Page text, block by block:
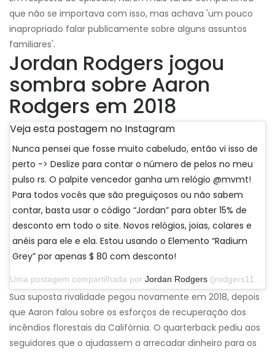
que não se importava com isso, mas achava 'um pouco
inapropriado falar publicamente sobre alguns assuntos
familiares'.
Jordan Rodgers jogou
sombra sobre Aaron
Rodgers em 2018
Veja esta postagem no Instagram
Nunca pensei que fosse muito cabeludo, então vi isso de
perto -> Deslize para contar o número de pelos no meu
pulso rs. O palpite vencedor ganha um relógio @mvmt!
Para todos vocês que são preguiçosos ou não sabem
contar, basta usar o código “Jordan” para obter 15% de
desconto em todo o site. Novos relógios, joias, colares e
anéis para ele e ela. Estou usando o Elemento “Radium
Grey” por apenas $ 80 com desconto!
Uma postagem compartilhada por Jordan Rodgers (jrodgers11) em 29 de setembro de 2019 às 13h07 PDT
Sua suposta rivalidade pegou novamente em 2018, depois
que Aaron falou sobre os esforços de recuperação dos
incêndios florestais da Califórnia. O quarterback pediu aos
seguidores que o ajudassem a arrecadar dinheiro para os